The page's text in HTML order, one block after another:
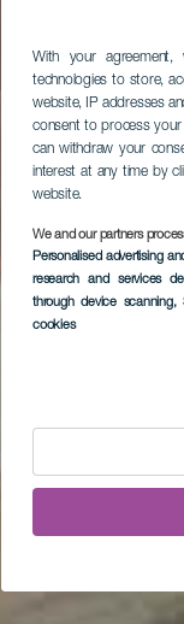
With your
technologies to store,
website, IP addresses
consent to process your
can withdraw your
interest at any time by
website.
We and our partners
Personalised advertising
research and services
through device scanning,
cookies